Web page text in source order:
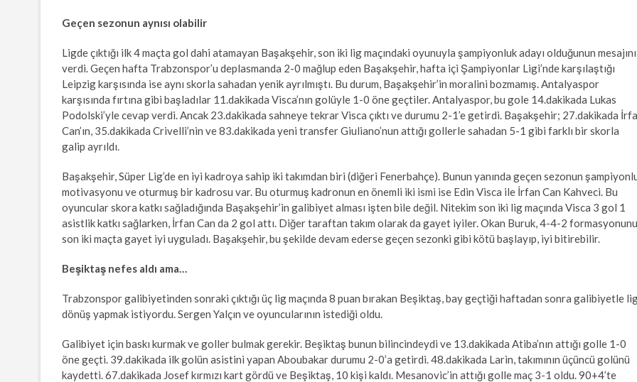
Geçen sezonun aynısı olabilir
Ligde çıktığı ilk 4 maçta gol dahi atamayan Başakşehir, son iki lig maçındaki oyunuyla şampiyonluk adayı olduğunun mesajını
verdi. Geçen hafta Trabzonspor’u deplasmanda 2-0 mağlup eden Başakşehir, hafta içi Şampiyonlar Ligi’nde karşılaştığı
Leipzig karşısında ise aynı skorla sahadan yenik ayrılmıştı. Bu durum, Başakşehir’in moralini bozmamış. Antalyaspor
karşısında fırtına gibi başladılar 11.dakikada Visca’nın golüyle 1-0 öne geçtiler. Antalyaspor, bu gole 14.dakikada Lukas
Podolski’yle cevap verdi. Ancak 23.dakikada sahneye tekrar Visca çıktı ve durumu 2-1’e getirdi. Başakşehir; 27.dakikada
Can’ın, 35.dakikada Crivelli’nin ve 83.dakikada yeni transfer Giuliano’nun attığı gollerle sahadan 5-1 gibi farklı bir skorla
galip ayrıldı.
Başakşehir, Süper Lig’de en iyi kadroya sahip iki takımdan biri (diğeri Fenerbahçe). Bunun yanında geçen sezonun
motivasyonu ve oturmuş bir kadrosu var. Bu oturmuş kadronun en önemli iki ismi ise Edin Visca ile İrfan Can Kahveci. Bu
oyuncular skora katkı sağladığında Başakşehir’in galibiyet alması işten bile değil. Nitekim son iki lig maçında Visca 3 gol 1
asistlik katkı sağlarken, İrfan Can da 2 gol attı. Diğer taraftan takım olarak da gayet iyiler. Okan Buruk, 4-4-2 formasyonunu
son iki maçta gayet iyi uyguladı. Başakşehir, bu şekilde devam ederse geçen sezonki gibi kötü başlayıp, iyi bitirebilir.
Beşiktaş nefes aldı ama…
Trabzonspor galibiyetinden sonraki çıktığı üç lig maçında 8 puan bırakan Beşiktaş, bay geçtiği haftadan sonra galibiyetle
dönüş yapmak istiyordu. Sergen Yalçın ve oyuncularının istediği oldu.
Galibiyet için baskı kurmak ve goller bulmak gerekir. Beşiktaş bunun bilincindeydi ve 13.dakikada Atiba’nın attığı golle 1-0
öne geçti. 39.dakikada ilk golün asistini yapan Aboubakar durumu 2-0’a getirdi. 48.dakikada Larin, takımının üçüncü golünü
kaydetti. 67.dakikada Josef kırmızı kart gördü ve Beşiktaş, 10 kişi kaldı. Mesanovic’in attığı golle maç 3-1 oldu. 90+4’te